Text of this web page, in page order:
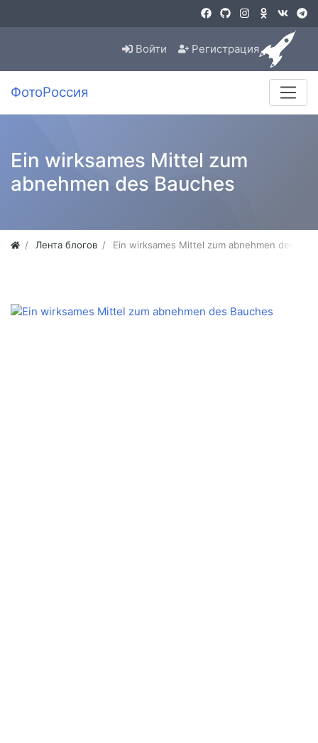
Войти Регистрация
ФотоРоссия
Ein wirksames Mittel zum
abnehmen des Bauches
Лента блогов Ein wirksames Mittel zum abnehmen des